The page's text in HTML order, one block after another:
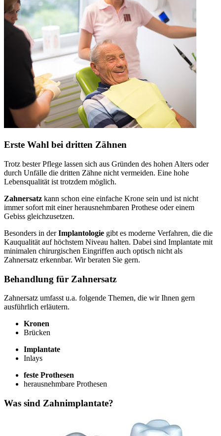
Erste Wahl bei dritten Zähnen
Trotz bester Pflege lassen sich aus Gründen des hohen Alters oder
durch Unfälle die dritten Zähne nicht vermeiden. Eine hohe
Lebensqualität ist trotzdem möglich.
Zahnersatz kann schon eine einfache Krone sein und ist nicht
immer sofort mit einer herausnehmbaren Prothese oder einem
Gebiss gleichzusetzen.
Besonders in derImplantologie gibt es moderne Verfahren, die die
Kauqualität auf höchstem Niveau halten. Dabei sind Implantate mit
minimalen chirurgischen Eingriffen auch optisch nicht als
Zahnersatz erkennbar. Wir beraten Sie gern.
Behandlung für Zahnersatz
Zahnersatz umfasst u.a. folgende Themen, die wir Ihnen gern
ausführlich erläutern.
Kronen
Brücken
Implantate
Inlays
feste Prothesen
herausnehmbare Prothesen
Was sind Zahnimplantate?